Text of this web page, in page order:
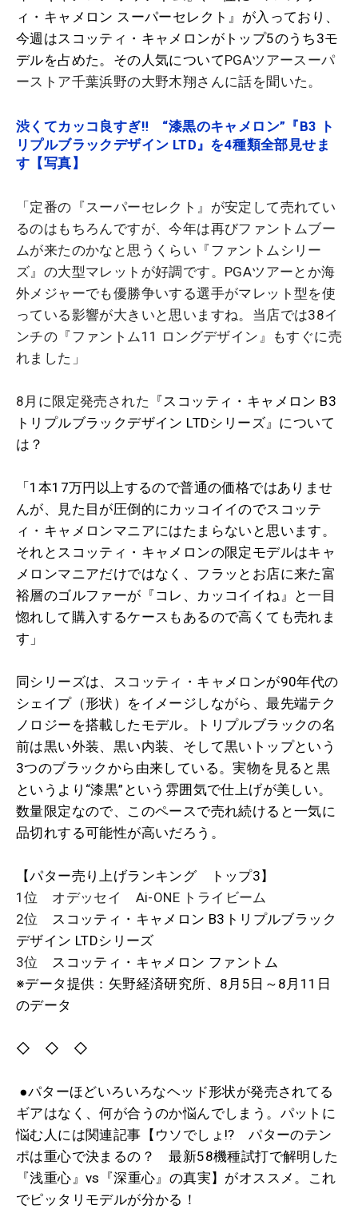
ィ・キャメロン スーパーセレクト』が入っており、
今週はスコッティ・キャメロンがトップ5のうち3モ
デルを占めた。その人気についてPGAツアースーパ
ーストア千葉浜野の大野木翔さんに話を聞いた。
渋くてカッコ良すぎ‼ “漆黒のキャメロン”『B3 ト
リプルブラックデザイン LTD』を4種類全部見せま
す【写真】
「定番の『スーパーセレクト』が安定して売れてい
るのはもちろんですが、今年は再びファントムブー
ムが来たのかなと思うくらい『ファントムシリー
ズ』の大型マレットが好調です。PGAツアーとか海
外メジャーでも優勝争いする選手がマレット型を使
っている影響が大きいと思いますね。当店では38イ
ンチの『ファントム11 ロングデザイン』もすぐに売
れました」
8月に限定発売された 『スコッティ・キャメロン B3
トリプルブラックデザイン LTDシリーズ』について
は？
「1本17万円以上するので普通の価格ではありませ
んが、見た目が圧倒的にカッコイイのでスコッテ
ィ・キャメロンマニアにはたまらないと思います。
それとスコッティ・キャメロンの限定モデルはキャ
メロンマニアだけではなく、フラッとお店に来た富
裕層のゴルファーが『コレ、カッコイイね』と一目
惚れして購入するケースもあるので高くても売れま
す」
同シリーズは、スコッティ・キャメロンが90年代の
シェイプ（形状）をイメージしながら、最先端テク
ノロジーを搭載したモデル。トリプルブラックの名
前は黒い外装、黒い内装、そして黒いトップという
3つのブラックから由来している。実物を見ると黒
というより“漆黒”という雰囲気で仕上げが美しい。
数量限定なので、このペースで売れ続けると一気に
品切れする可能性が高いだろう。
【パター売り上げランキング トップ3】
1位 オデッセイ Ai-ONE トライビーム
2位 スコッティ・キャメロン B3トリプルブラック
デザイン LTDシリーズ
3位 スコッティ・キャメロン ファントム
※データ提供：矢野経済研究所、8月5日～8月11日
のデータ
◇ ◇ ◇
●パターほどいろいろなヘッド形状が発売されてる
ギアはなく、何が合うのか悩んでしまう。パットに
悩む人には関連記事【ウソでしょ!? パターのテン
ポは重心で決まるの？ 最新58機種試打で解明した
『浅重心』vs『深重心』の真実】がオススメ。これ
でピッタリモデルが分かる！